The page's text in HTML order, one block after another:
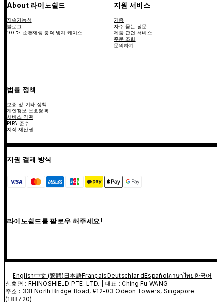
About 라이노쉴드
지속가능성
블로그
100% 순환재생 충격 방지 케이스
지원 서비스
기종
자주 묻는 질문
제품 관련 서비스
주문 조회
문의하기
법률 정책
보증 및 기타 정책
개인정보 보호정책
서비스 약관
PIPA 준수
지적 재산권
지원 결제 방식
라이노쉴드를 팔로우 해주세요!
English中文 (繁體)日本語FrançaisDeutschlandEspañolภาษาไทย 한국어
상호명 : RHINOSHIELD PTE. LTD. | 대표 : Ching Fu WANG
주소 : 331 North Bridge Road, #12-03 Odeon Towers, Singapore
(188720)